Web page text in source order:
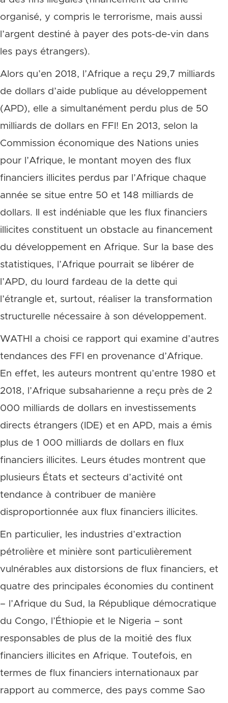
organisé, y compris le terrorisme, mais aussi
l’argent destiné à payer des pots-de-vin dans
les pays étrangers).
Alors qu’en 2018, l’Afrique a reçu 29,7 milliards
de dollars d’aide publique au développement
(APD), elle a simultanément perdu plus de 50
milliards de dollars en FFI! En 2013, selon la
Commission économique des Nations unies
pour l’Afrique, le montant moyen des flux
financiers illicites perdus par l’Afrique chaque
année se situe entre 50 et 148 milliards de
dollars. Il est indéniable que les flux financiers
illicites constituent un obstacle au financement
du développement en Afrique. Sur la base des
statistiques, l’Afrique pourrait se libérer de
l’APD, du lourd fardeau de la dette qui
l’étrangle et, surtout, réaliser la transformation
structurelle nécessaire à son développement.
WATHI a choisi ce rapport qui examine d’autres
tendances des FFI en provenance d’Afrique.
En effet, les auteurs montrent qu’entre 1980 et
2018, l’Afrique subsaharienne a reçu près de 2
000 milliards de dollars en investissements
directs étrangers (IDE) et en APD, mais a émis
plus de 1 000 milliards de dollars en flux
financiers illicites. Leurs études montrent que
plusieurs États et secteurs d’activité ont
tendance à contribuer de manière
disproportionnée aux flux financiers illicites.
En particulier, les industries d’extraction
pétrolière et minière sont particulièrement
vulnérables aux distorsions de flux financiers, et
quatre des principales économies du continent
– l’Afrique du Sud, la République démocratique
du Congo, l’Éthiopie et le Nigeria – sont
responsables de plus de la moitié des flux
financiers illicites en Afrique. Toutefois, en
termes de flux financiers internationaux par
rapport au commerce, des pays comme Sao